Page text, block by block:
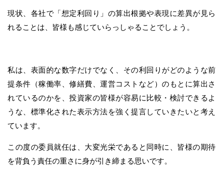
現状、各社で「想定利回り」の算出根拠や表現に差異が見ら
れることは、皆様も感じていらっしゃることでしょう。
私は、表面的な数字だけでなく、その利回りがどのような前
提条件（稼働率、修繕費、運営コストなど）のもとに算出さ
れているのかを、投資家の皆様が容易に比較・検討できるよ
うな、標準化された表示方法を強く提言していきたいと考え
ています。
この度の委員就任は、大変光栄であると同時に、皆様の期待
を背負う責任の重さに身が引き締まる思いです。